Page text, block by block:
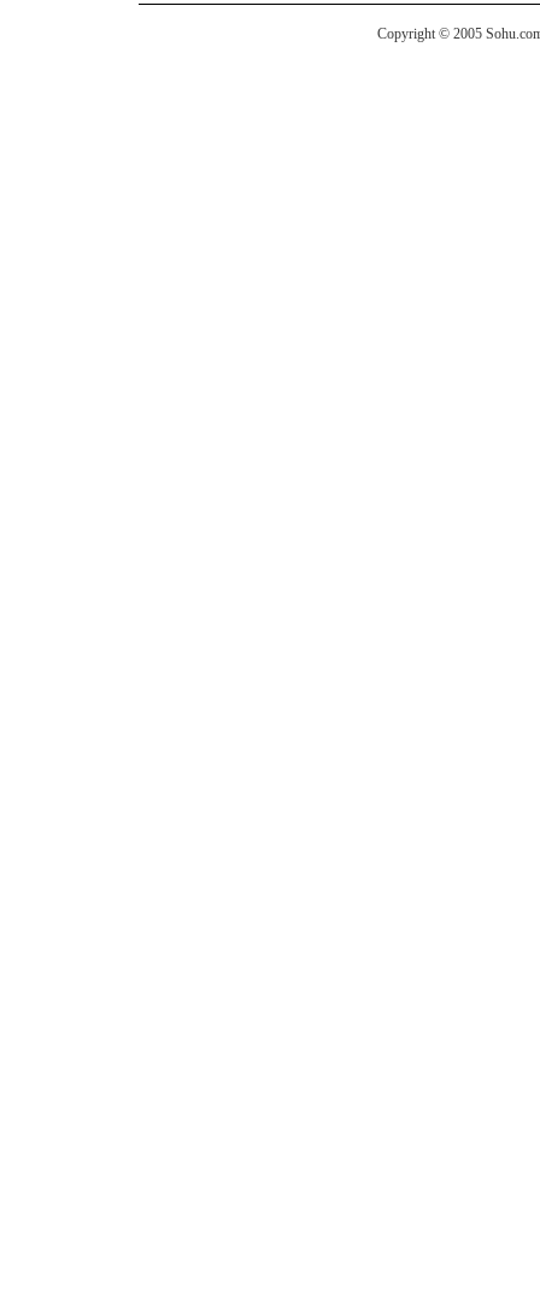
Copyright © 2005